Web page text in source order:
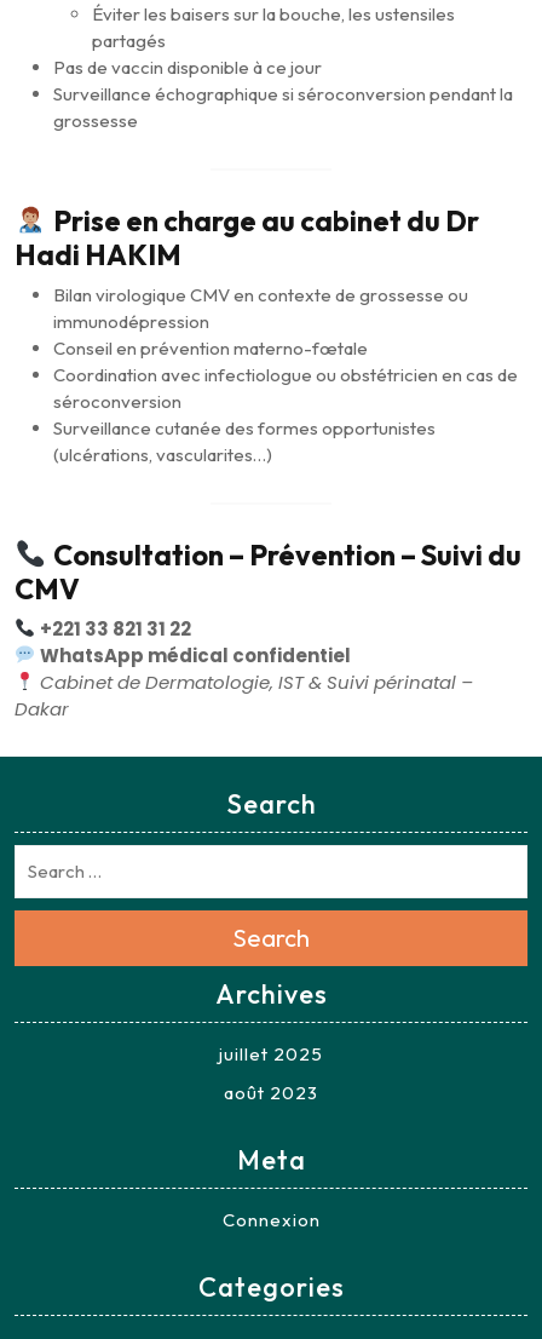
Éviter les baisers sur la bouche, les ustensiles
partagés
Pas de vaccin disponible à ce jour
Surveillance échographique si séroconversion pendant la
grossesse
Prise en charge au cabinet du Dr
Hadi HAKIM
Bilan virologique CMV en contexte de grossesse ou
immunodépression
Conseil en prévention materno-fœtale
Coordination avec infectiologue ou obstétricien en cas de
séroconversion
Surveillance cutanée des formes opportunistes
(ulcérations, vascularites…)
Consultation – Prévention – Suivi du
CMV
+221 33 821 31 22
WhatsApp médical confidentiel
Cabinet de Dermatologie, IST & Suivi périnatal –
Dakar
Search
Search
Archives
juillet 2025
août 2023
Meta
Connexion
Categories